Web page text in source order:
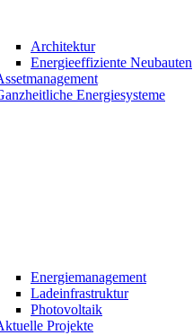
Architektur
Energieeffiziente Neubauten
Energiesysteme
Energiemanagement
Ladeinfrastruktur
Photovoltaik
Projekte